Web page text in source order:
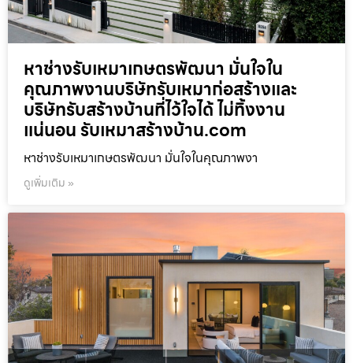
หาช่างรับเหมาเกษตรพัฒนา มั่นใจใน
คุณภาพงานบริษัทรับเหมาก่อสร้างและ
บริษัทรับสร้างบ้านที่ไว้ใจได้ ไม่ทิ้งงาน
แน่นอน รับเหมาสร้างบ้าน.com
หาช่างรับเหมาเกษตรพัฒนา มั่นใจในคุณภาพงา
ดูเพิ่มเติม »